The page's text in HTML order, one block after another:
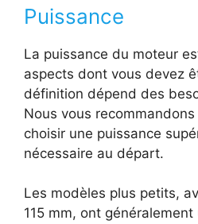
Puissance
La puissance du moteur
aspects dont vous devez
définition dépend des
Nous vous
choisir une puissance
nécessaire au départ.
Les modèles plus petits,
115 mm, ont